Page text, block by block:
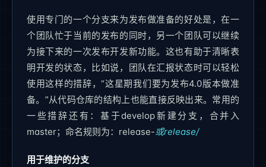
使用专门的一个分支来为发布做准备的好处是，在一
个团队忙于当前的发布的同时，另一个团队可以继续
为接下来的一次发布开发新功能。这也有助于清晰表
明开发的状态，比如说，团队在汇报状态时可以轻松
使用这样的措辞，“这星期我们要为发布4.0版本做准
备。”从代码仓库的结构上也能直接反映出来。常用的
一些措辞还有：基于develop新建分支，合并入
master；命名规则为：release-或release/
用于维护的分支